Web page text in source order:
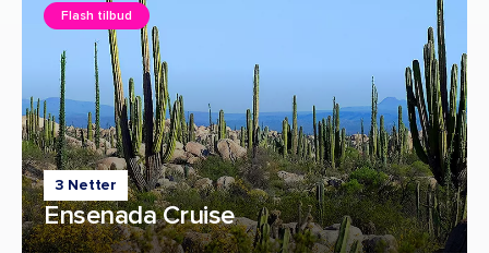
3 Netter
Ensenada Cruise
Flash tilbud